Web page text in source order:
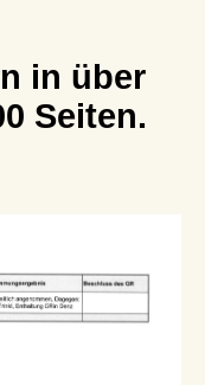
in über
Seiten.